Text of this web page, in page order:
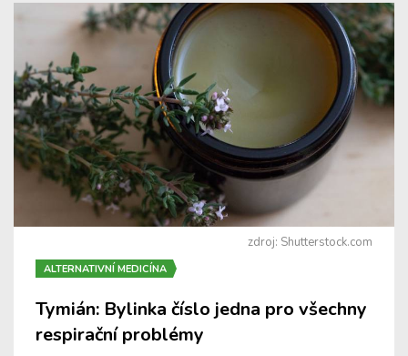
zdroj: Shutterstock.com
ALTERNATIVNÍ MEDICÍNA
Tymián: Bylinka číslo jedna pro všechny
respirační problémy